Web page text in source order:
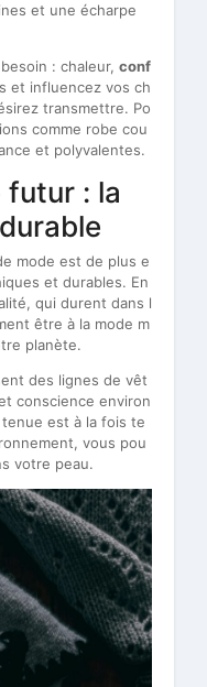
et une écharpe
: chaleur, conf
et influencez vos ch
transmettre. Po
comme robe cou
et polyvalentes.
futur : la
mode est de plus e
et durables. En
qui durent dans l
être à la mode m
planète.
des lignes de vêt
conscience environ
est à la fois te
vous pou
votre peau.